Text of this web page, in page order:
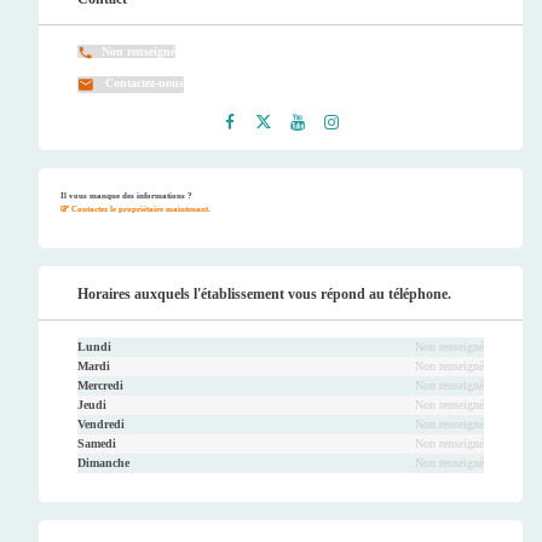
Non renseigné
Contactez-nous
Il vous manque des informations ?
Contactez le propriétaire maintenant.
Horaires auxquels l'établissement vous répond au téléphone.
Lundi
Non renseigné
Mardi
Non renseigné
Mercredi
Non renseigné
Jeudi
Non renseigné
Vendredi
Non renseigné
Samedi
Non renseigné
Dimanche
Non renseigné